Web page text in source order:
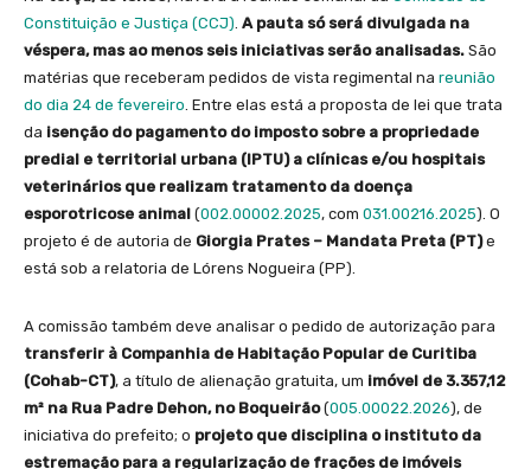
Constituição e Justiça (CCJ). A pauta só será divulgada na
véspera, mas ao menos seis iniciativas serão analisadas. São
matérias que receberam pedidos de vista regimental na reunião
do dia 24 de fevereiro. Entre elas está a proposta de lei que trata
da isenção do pagamento do imposto sobre a propriedade
predial e territorial urbana (IPTU) a clínicas e/ou hospitais
veterinários que realizam tratamento da doença
esporotricose animal (002.00002.2025, com 031.00216.2025). O
projeto é de autoria de Giorgia Prates – Mandata Preta (PT)e
está sob a relatoria de Lórens Nogueira (PP).
A comissão também deve analisar o pedido de autorização para
transferir à Companhia de Habitação Popular de Curitiba
(Cohab-CT), a título de alienação gratuita, um imóvel de 3.357,12
m² na Rua Padre Dehon, no Boqueirão(005.00022.2026), de
iniciativa do prefeito; o projeto que disciplina o instituto da
estremação para a regularização de frações de imóveis